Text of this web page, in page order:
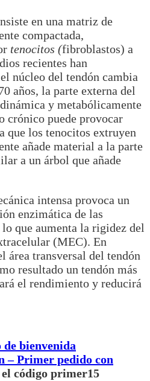
en una matriz de
compactada,
tenocitos (fibroblastos) a
recientes han
núcleo del tendón cambia
años, la parte externa del
y metabólicamente
crónico puede provocar
que los tenocitos extruyen
añade material a la parte
a un árbol que añade
intensa provoca un
enzimática de las
que aumenta la rigidez del
(MEC). En
área transversal del tendón
resultado un tendón más
el rendimiento y reducirá
bienvenida
– Primer pedido con
el código primer15